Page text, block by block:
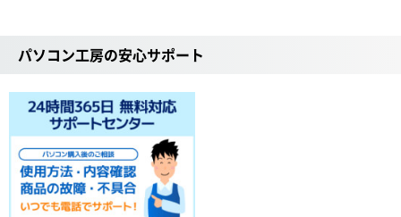
パソコン工房の安心サポート